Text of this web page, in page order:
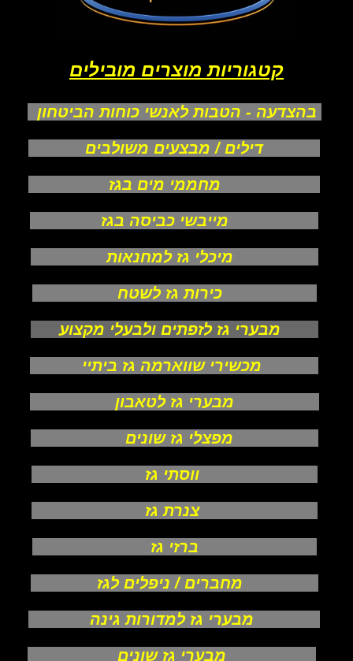
קטגוריות מוצרים מובילים
בהצדעה - הטבות לאנשי כוחות הביטחון
דילים / מבצעים משולבים
מחממי מים בגז
מייבשי כביסה בגז
מיכלי גז למחנאות
כירות גז לשטח
מבערי גז לזפתים ולבעלי מקצוע
מכשירי שווארמה גז ביתיי
מבערי גז לטאבון
מפצלי גז שונים
ווסתי גז
צנרת גז
ברזי גז
מחברים / ניפלים לגז
מבערי גז למדורות גינה
מבערי גז שונים